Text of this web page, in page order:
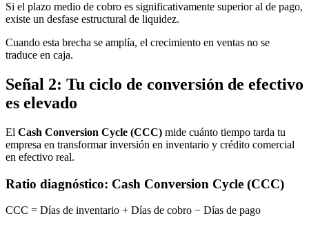
Si el plazo medio de cobro es significativamente superior al de pago,
existe un desfase estructural de liquidez.
Cuando esta brecha se amplía, el crecimiento en ventas no se
traduce en caja.
Señal 2: Tu ciclo de conversión de efectivo
es elevado
El Cash Conversion Cycle (CCC) mide cuánto tiempo tarda tu
empresa en transformar inversión en inventario y crédito comercial
en efectivo real.
Ratio diagnóstico: Cash Conversion Cycle (CCC)
CCC = Días de inventario + Días de cobro − Días de pago